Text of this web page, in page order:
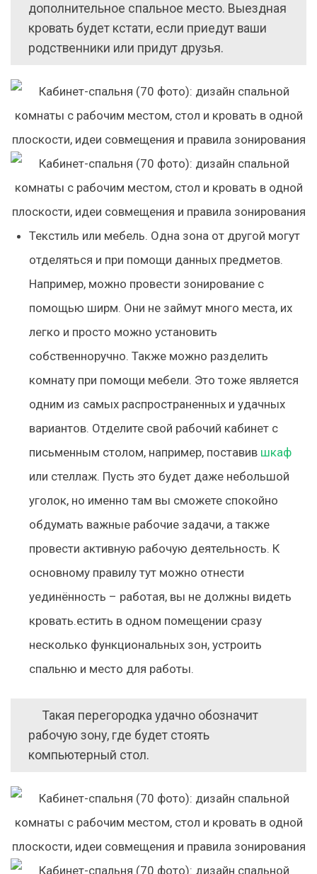
дополнительное спальное место. Выездная
кровать будет кстати, если приедут ваши
родственники или придут друзья.
Текстиль или мебель. Одна зона от другой могут
отделяться и при помощи данных предметов.
Например, можно провести зонирование с
помощью ширм. Они не займут много места, их
легко и просто можно установить
собственноручно. Также можно разделить
комнату при помощи мебели. Это тоже является
одним из самых распространенных и удачных
вариантов. Отделите свой рабочий кабинет с
письменным столом, например, поставив шкаф
или стеллаж. Пусть это будет даже небольшой
уголок, но именно там вы сможете спокойно
обдумать важные рабочие задачи, а также
провести активную рабочую деятельность. К
основному правилу тут можно отнести
уединённость – работая, вы не должны видеть
кровать.естить в одном помещении сразу
несколько функциональных зон, устроить
спальню и место для работы.
Такая перегородка удачно обозначит
рабочую зону, где будет стоять
компьютерный стол.